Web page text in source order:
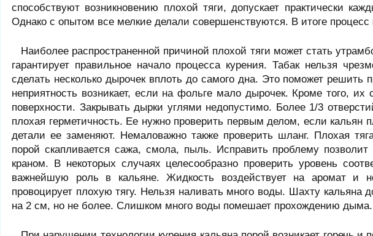
способствуют возникновению плохой тяги, допускает практически
Однако с опытом все мелкие делали совершенствуются. В итоге
Наиболее распространенной причиной плохой тяги может стать
гарантирует правильное начало процесса курения. Табак нельзя
сделать несколько дырочек вплоть до самого дна. Это поможет решить
неприятность возникает, если на фольге мало дырочек. Кроме того, их
поверхности. Закрывать дырки углями недопустимо. Более 1/3
плохая герметичность. Ее нужно проверить первым делом, если кальян
детали ее заменяют. Немаловажно также проверить шланг. Плохая
порой скапливается сажа, смола, пыль. Исправить проблему
краном. В некоторых случаях целесообразно проверить уровень
важнейшую роль в кальяне. Жидкость воздействует на аромат
провоцирует плохую тягу. Нельзя наливать много воды. Шахту кальяна
на 2 см, но не более. Слишком много воды помешает прохождению дыма.